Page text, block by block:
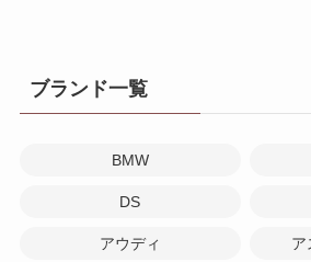
ブランド一覧
BMW
DS
アウディ ア